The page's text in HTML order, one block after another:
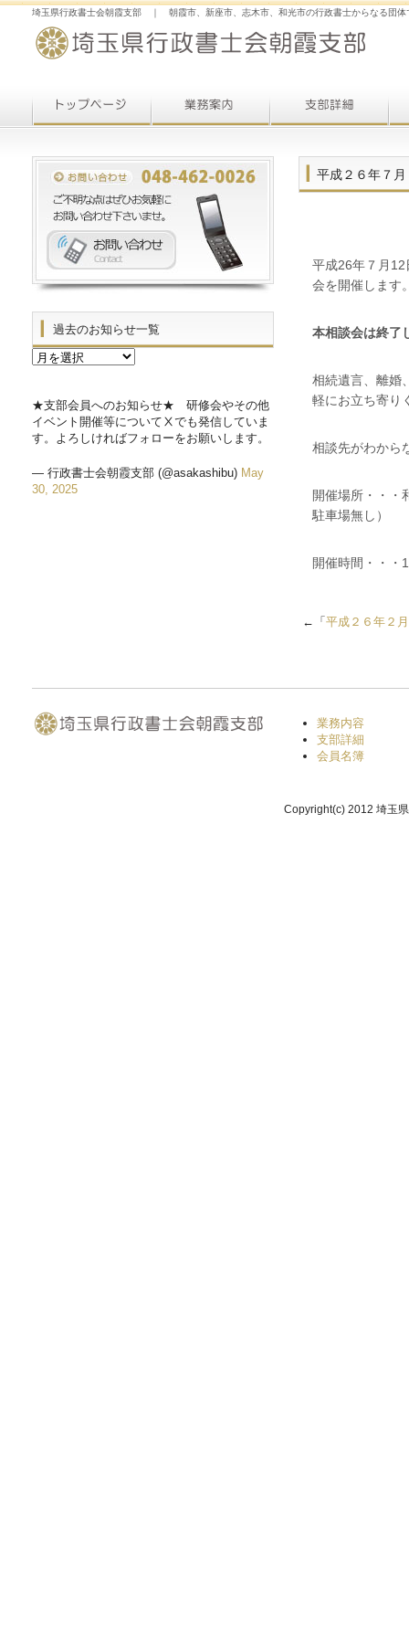
埼玉県行政書士会朝霞支部 ｜ 朝霞市、新座市、志木市、和光市の行政書士からなる団体
平成２６年７
平成26年７月
会を開催します
本相談会は終了
相続遺言、離婚
軽にお立ち寄り
相談先がわから
開催場所・・
駐車場無し）
開催時間・・・
←「 平成２６年２
過去のお知らせ一覧
過
お
知
ら
一
覧
★支部会員へのお知らせ★ 研修会やその他
イベント開催等についてⅩでも発信していま
す。よろしければフォローをお願いします。
— 行政書士会朝霞支部 (@asakashibu) May
30, 2025
業務内容
支部詳細
会員名簿
Copyright(c) 2012 埼玉